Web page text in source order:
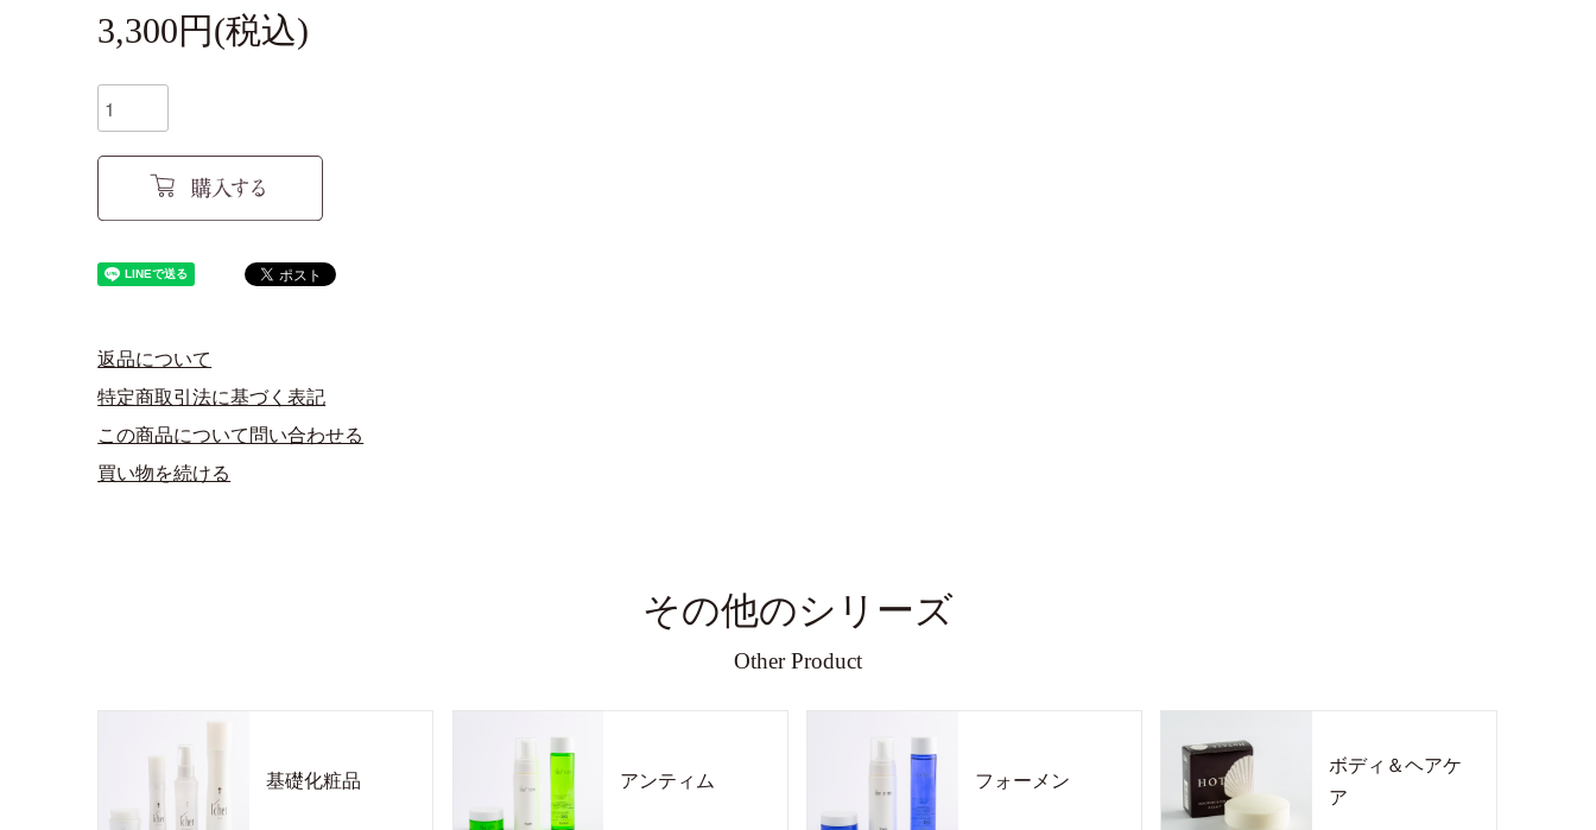
3,300円(税込)
返品について
特定商取引法に基づく表記
この商品について問い合わせる
買い物を続ける
その他のシリーズ
Other Product
基礎化粧品 アンティム フォーメン
ボディ＆ヘアケ
ア